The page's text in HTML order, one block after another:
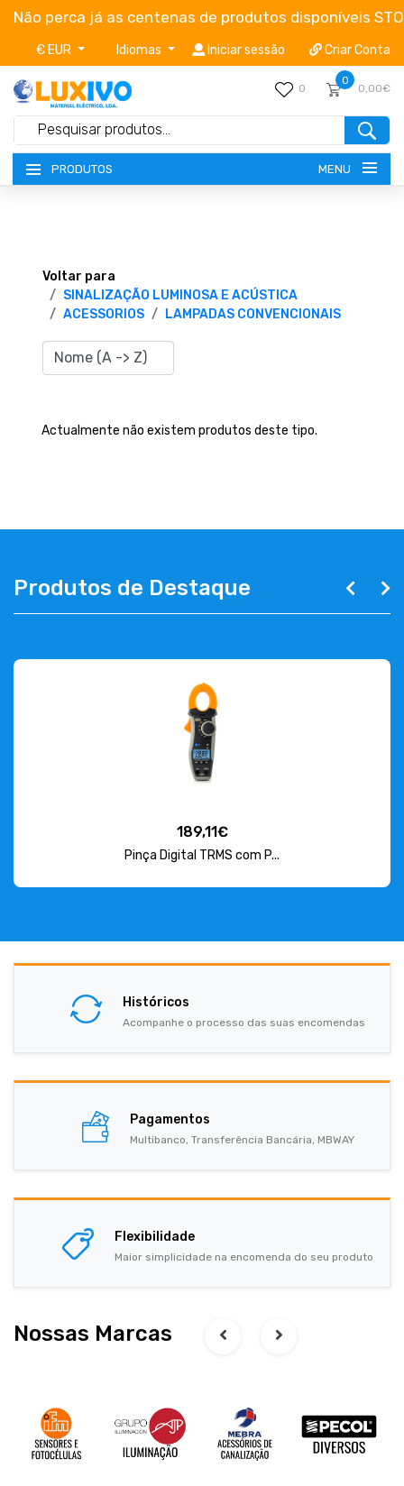
Não perca já as centenas de produtos disponíveis
€ EUR Idiomas Iniciar sessão Criar Conta
0
0
0,00€
PRODUTOS MENU
TERMOS E CONDIÇÕES
CATÁLOGOS
CAMPANHAS
Voltar para
SINALIZAÇÃO LUMINOSA E ACÚSTICA
ACESSORIOS
LAMPADAS CONVENCIONAIS
Actualmente não existem produtos deste tipo.
Produtos de Destaque
189,11€
Pinça Digital TRMS com P...
Históricos
Acompanhe o processo das suas encomendas
Pagamentos
Multibanco, Transferência Bancária, MBWAY
Flexibilidade
Maior simplicidade na encomenda do seu produto
Nossas Marcas